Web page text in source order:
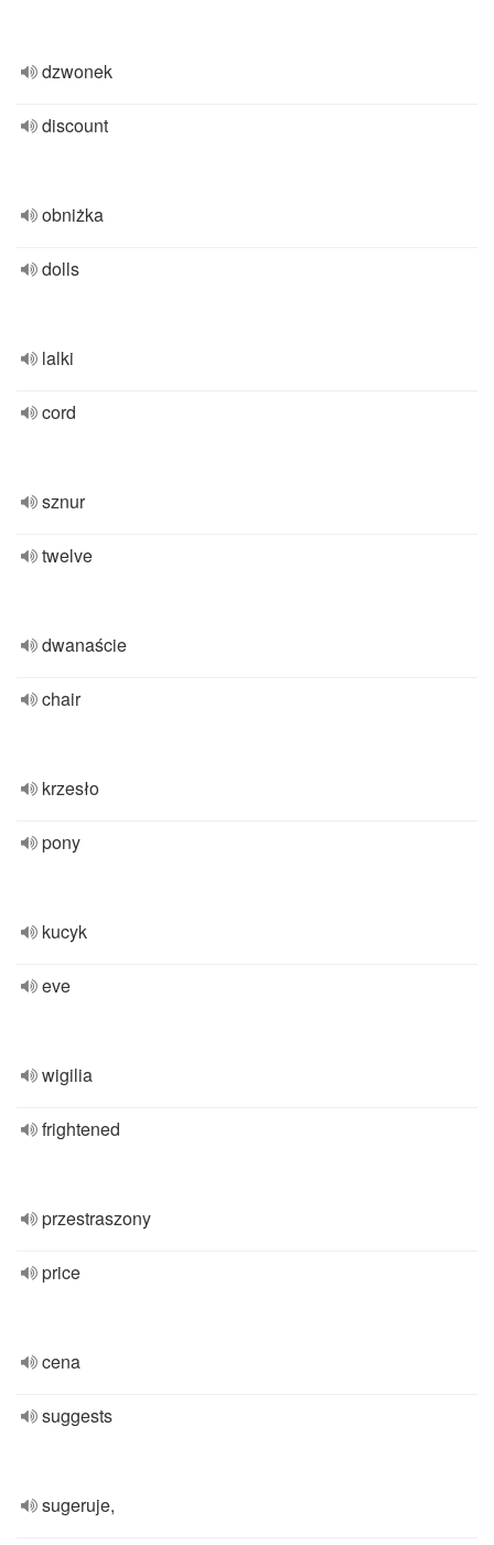
dzwonek
discount
obniżka
dolls
lalki
cord
sznur
twelve
dwanaście
chair
krzesło
pony
kucyk
eve
wigilia
frightened
przestraszony
price
cena
suggests
sugeruje,